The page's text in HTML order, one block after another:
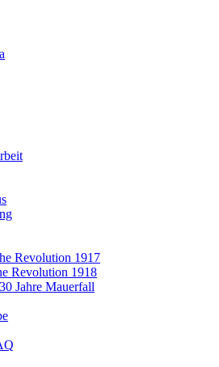
Revolution 1917
Revolution 1918
Jahre Mauerfall